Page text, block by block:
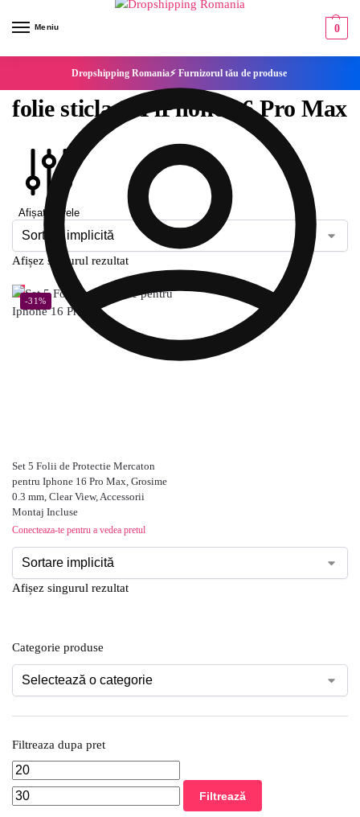
Meniu 0
Dropshipping Romania⚡ Furnizorul tău de produse
folie sticla 9H iPhone 16 Pro Max
Afișați filtrele
Afișez singurul rezultat
-31%
Set 5 Folii de Protectie Mercaton
pentru Iphone 16 Pro Max, Grosime
0.3 mm, Clear View, Accessorii
Montaj Incluse
Conecteaza-te pentru a vedea pretul
Afișez singurul rezultat
Categorie produse
Filtreaza dupa pret
Filtrează